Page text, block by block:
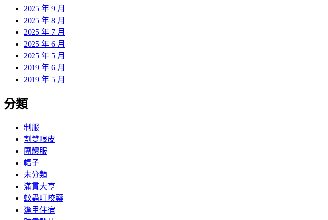
2025 年 9 月
2025 年 8 月
2025 年 7 月
2025 年 6 月
2025 年 5 月
2019 年 6 月
2019 年 5 月
分類
制服
割雙眼皮
團體服
帽子
未分類
滿貫大亨
蚊蟲叮咬藥
逢甲住宿